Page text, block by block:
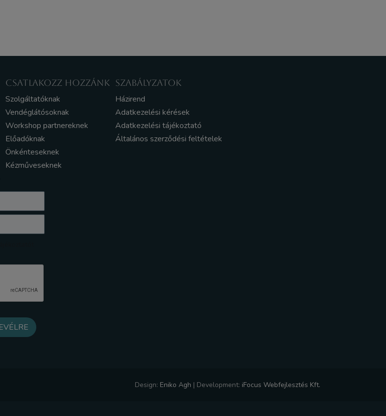
CSATLAKOZZ HOZZÁNK
Szolgáltatóknak
Vendéglátósoknak
Workshop partnereknek
Előadóknak
Önkénteseknek
Kézműveseknek
SZABÁLYZATOK
Házirend
Adatkezelési kérések
Adatkezelési tájékoztató
Általános szerződési feltételek
Design: Eniko Agh | Development: iFocus Webfejlesztés Kft.